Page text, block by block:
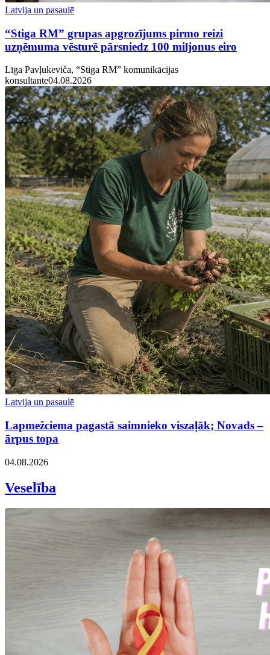
Latvija un pasaulē
“Stiga RM” grupas apgrozījums pirmo reizi
uzņēmuma vēsturē pārsniedz 100 miljonus eiro
Līga Pavļukeviča, “Stiga RM” komunikācijas
konsultante04.08.2026
Latvija un pasaulē
Lapmežciema pagastā saimnieko viszaļāk; Novads –
ārpus topa
04.08.2026
Veselība